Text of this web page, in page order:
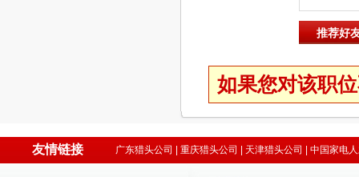
如果您对该职
友情链接 广东猎头公司 | 重庆猎头公司 | 天津猎头公司 | 中国家电